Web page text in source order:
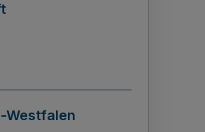
Westfalen